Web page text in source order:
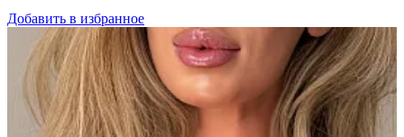
Добавить в избранное